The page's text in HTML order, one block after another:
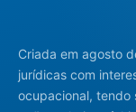
Criada em agosto
jurídicas com
ocupacional, tendo